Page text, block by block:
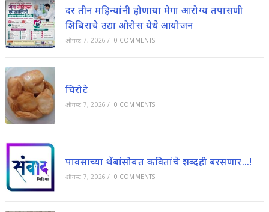
दर तीन महिन्यांनी होणाऱ्या मेगा आरोग्य तपासणी
शिबिराचे उद्या ओरोस येथे आयोजन
ऑगस्ट 7, 2026 / 0 COMMENTS
चिरोटे
ऑगस्ट 7, 2026 / 0 COMMENTS
पावसाच्या थेंबांसोबत कवितांचे शब्दही बरसणार…!
ऑगस्ट 7, 2026 / 0 COMMENTS